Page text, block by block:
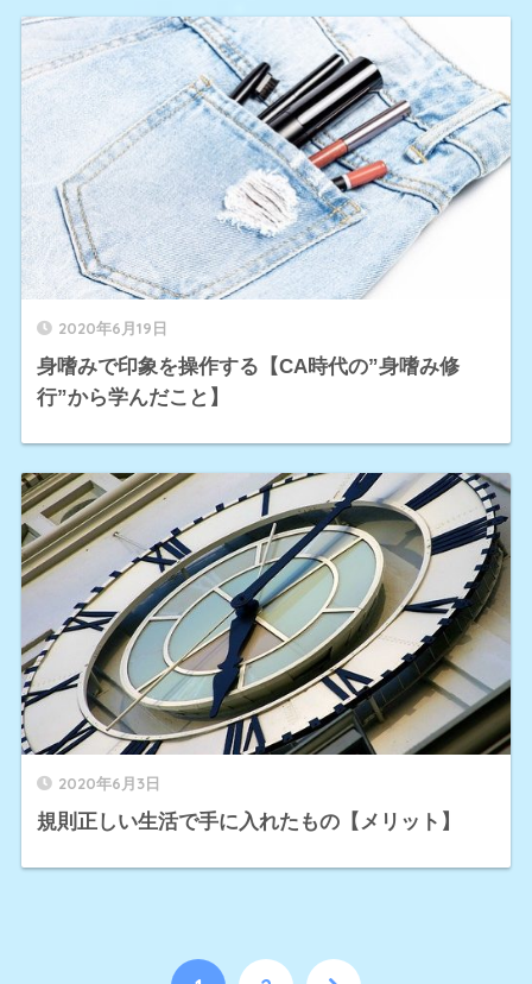
2020年6月19日
身嗜みで印象を操作する【CA時代の”身嗜み修
行”から学んだこと】
2020年6月3日
規則正しい生活で手に入れたもの【メリット】